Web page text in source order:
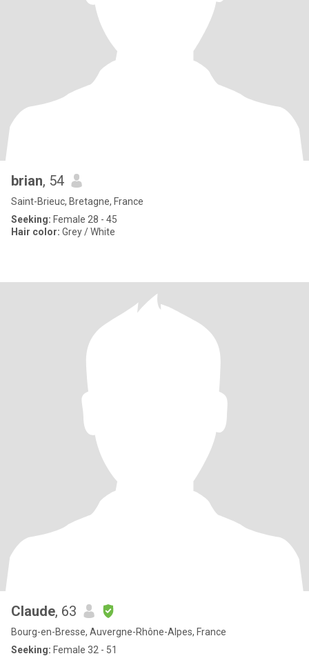
brian, 54
Saint-Brieuc, Bretagne, France
Seeking: Female 28 - 45
Hair color: Grey / White
Claude, 63
Bourg-en-Bresse, Auvergne-Rhône-Alpes, France
Seeking: Female 32 - 51